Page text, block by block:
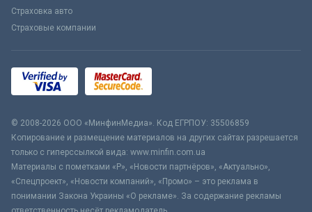
Страховка авто
Страховые компании
© 2008-2026 ООО «МинфинМедиа». Код ЕГРПОУ: 35506859
Копирование и размещение материалов на других сайтах разрешается
только с гиперссылкой вида: www.minfin.com.ua
Материалы с пометками «Р», «Новости партнёров», «Актуально»,
«Спецпроект», «Новости компаний», «Промо» – это реклама в
понимании Закона Украины «О рекламе». За содержание рекламы